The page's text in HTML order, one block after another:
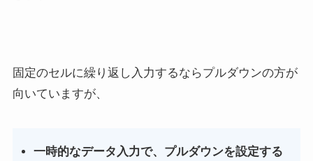
固定のセルに繰り返し入力するならプルダウンの方が
向いていますが、
一時的なデータ入力で、プルダウンを設定する